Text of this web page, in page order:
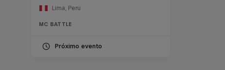
Lima, Peru
MC BATTLE
Próximo evento